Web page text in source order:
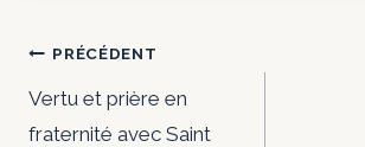
PRÉCÉDENT
Vertu et prière en
fraternité avec Saint